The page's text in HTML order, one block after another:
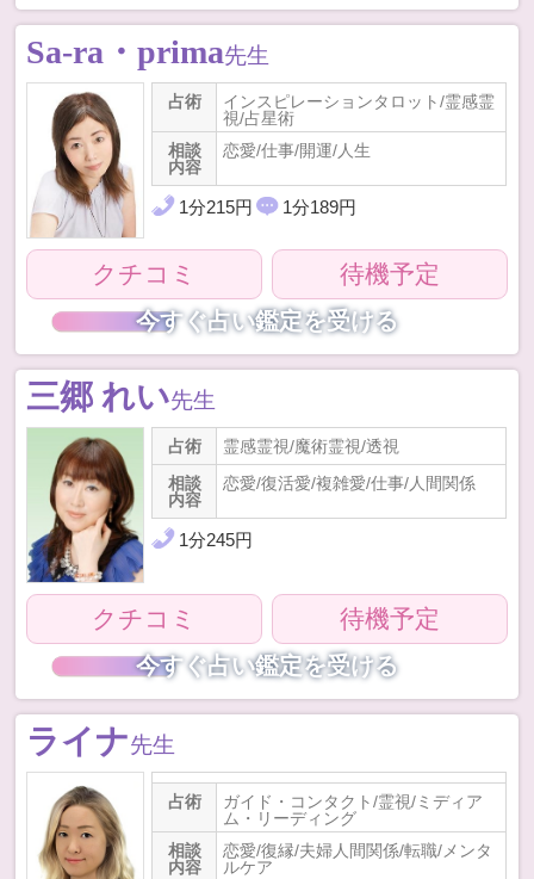
Sa-ra・prima先生
占術
インスピレーションタロット/霊感霊
視/占星術
相談
内容
恋愛/仕事/開運/人生
1分215円 1分189円
クチコミ 待機予定
今すぐ占い鑑定を受ける
三郷 れい先生
占術
霊感霊視/魔術霊視/透視
相談
内容
恋愛/復活愛/複雑愛/仕事/人間関係
1分245円
クチコミ 待機予定
今すぐ占い鑑定を受ける
ライナ先生
占術
ガイド・コンタクト/霊視/ミディア
ム・リーディング
相談
内容
恋愛/復縁/夫婦人間関係/転職/メンタ
ルケア